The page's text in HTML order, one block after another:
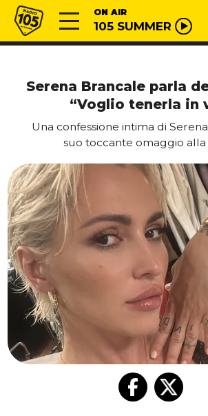
Vai al contenuto
Radio 105 ON AIR
105 SUMMER
Serena Brancale parla
“Voglio tenerla in
Una confessione intima di
suo toccante omaggio